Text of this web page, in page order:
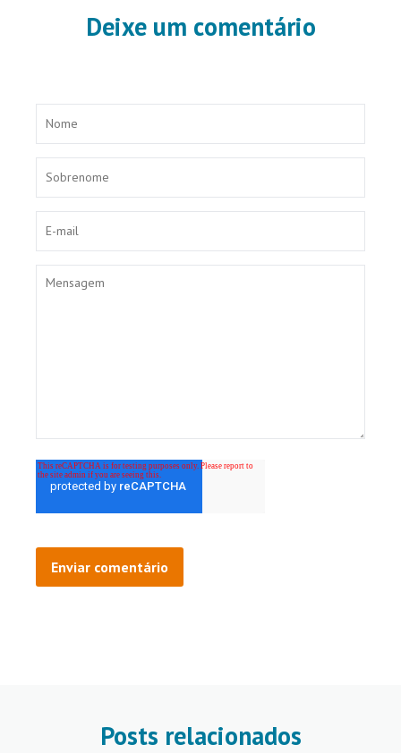
Deixe um comentário
Posts relacionados